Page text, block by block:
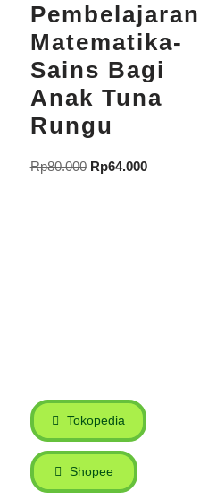
Pembelajaran
Matematika-
Sains Bagi
Anak Tuna
Rungu
Rp80.000 Rp64.000
Tokopedia
Shopee